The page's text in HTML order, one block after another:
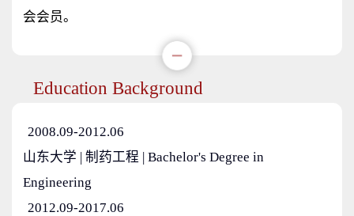
会会员。
Education Background
2008.09-2012.06
山东大学 | 制药工程 | Bachelor's Degree in
Engineering
2012.09-2017.06